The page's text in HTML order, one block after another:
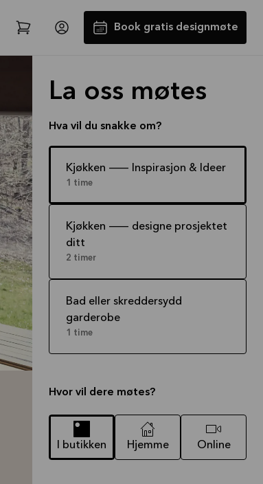
Book gratis designmøte
Få 50% på benkeplaten*
Tilbudet er gyldig til
Se mer
La oss møtes
Hva vil du snakke om?
Kjøkken -- Inspirasjon & Ideer
1 time
Kjøkken -- designe prosjektet
ditt
2 timer
Bad eller skreddersydd
garderobe
1 time
Hvor vil dere møtes?
I butikken Hjemme Online